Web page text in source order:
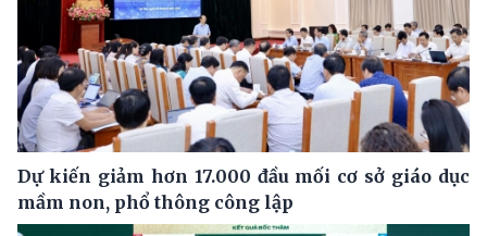
Dự kiến giảm hơn 17.000 đầu mối cơ sở giáo dục
mầm non, phổ thông công lập